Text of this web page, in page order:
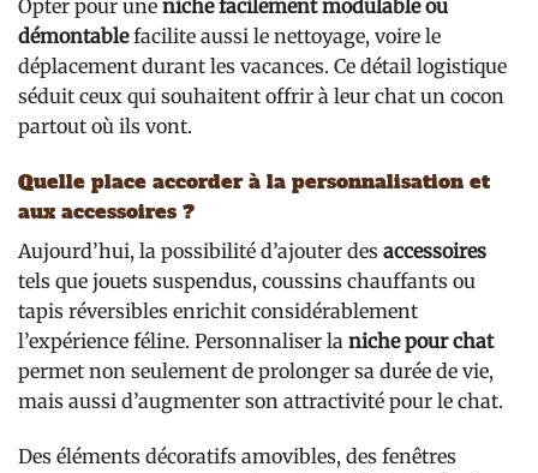
Opter pour une niche facilement modulable ou
démontablefacilite aussi le nettoyage, voire le
déplacement durant les vacances. Ce détail logistique
séduit ceux qui souhaitent offrir à leur chat un cocon
partout où ils vont.
Quelle place accorder à la personnalisation et
aux accessoires ?
Aujourd’hui, la possibilité d’ajouter des accessoires
tels que jouets suspendus, coussins chauffants ou
tapis réversibles enrichit considérablement
l’expérience féline. Personnaliser la niche pour chat
permet non seulement de prolonger sa durée de vie,
mais aussi d’augmenter son attractivité pour le chat.
Des éléments décoratifs amovibles, des fenêtres